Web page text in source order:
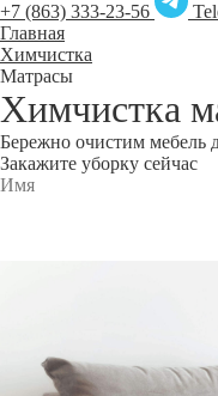
+7 (863) 333-23-56
Главная
Химчистка
Матрасы
Химчистка
Бережно очистим мебель
Закажите уборку сейчас